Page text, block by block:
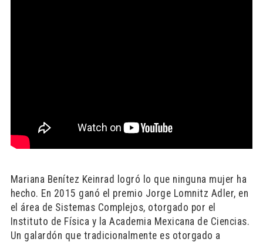
Mariana Benítez Keinrad
logró lo que ninguna mujer ha
hecho. En 2015 ganó el premio Jorge Lomnitz Adler, en
el área de Sistemas Complejos, otorgado por el
Instituto de Física y la Academia Mexicana de Ciencias.
Un galardón que tradicionalmente es otorgado a